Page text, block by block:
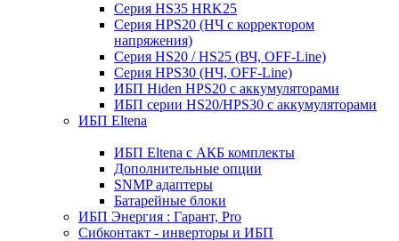
Серия HS35 HRK25
Серия HPS20 (НЧ с корректором
напряжения)
Серия HS20 / HS25 (ВЧ, OFF-Line)
Серия HPS30 (НЧ, OFF-Line)
ИБП Hiden HPS20 с аккумуляторами
ИБП серии HS20/HPS30 с аккумуляторами
ИБП Eltena
ИБП Eltena с АКБ комплекты
Дополнительные опции
SNMP адаптеры
Батарейные блоки
ИБП Энергия : Гарант, Pro
Сибконтакт - инверторы и ИБП